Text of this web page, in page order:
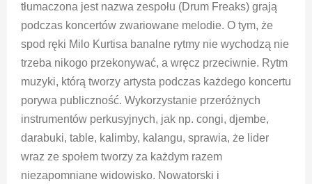
tłumaczona jest nazwa zespołu (Drum Freaks) grają
podczas koncertów zwariowane melodie. O tym, że
spod ręki Milo Kurtisa banalne rytmy nie wychodzą nie
trzeba nikogo przekonywać, a wręcz przeciwnie. Rytm
muzyki, którą tworzy artysta podczas każdego koncertu
porywa publiczność. Wykorzystanie przeróżnych
instrumentów perkusyjnych, jak np. congi, djembe,
darabuki, table, kalimby, kalangu, sprawia, że lider
wraz ze społem tworzy za każdym razem
niezapomniane widowisko. Nowatorski i